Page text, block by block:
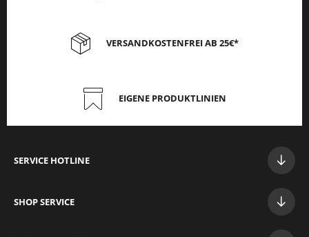
VERSANDKOSTENFREI AB 25€*
EIGENE PRODUKTLINIEN
SERVICE HOTLINE
SHOP SERVICE